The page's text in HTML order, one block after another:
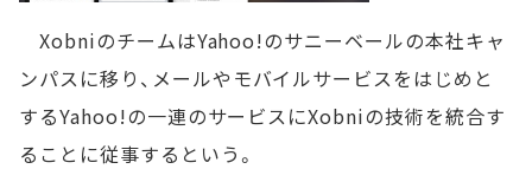
XobniのチームはYahoo!のサニーベールの本社キャ
ンパスに移り、メールやモバイルサービスをはじめと
するYahoo!の一連のサービスにXobniの技術を統合す
ることに従事するという。